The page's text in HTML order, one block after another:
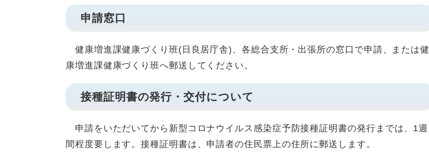
申請窓口
健康増進課健康づくり班(日良居庁舎)、各総合支所・出張所の窓口で申請、または健
康増進課健康づくり班へ郵送してください。
接種証明書の発行・交付について
申請をいただいてから新型コロナウイルス感染症予防接種証明書の発行までは、1週
間程度要します。接種証明書は、申請者の住民票上の住所に郵送します。